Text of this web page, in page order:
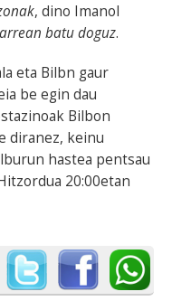
, dino Imanol
batu doguz.
eta Bilbn gaur
be egin dau
Bilbon
diranez, keinu
hastea pentsau
20:00etan